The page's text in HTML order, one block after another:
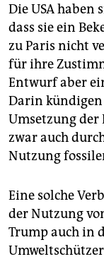
Die USA
dass sie ein
zu Paris nicht
für ihre
Entwurf aber
Darin kündigen
Umsetzung der
zwar auch
Nutzung
Eine solche
der Nutzung
Trump auch in